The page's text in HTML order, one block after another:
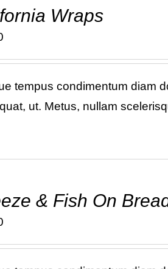
Wraps
tempus condimentum diam
ut. Metus, nullam
& Fish On